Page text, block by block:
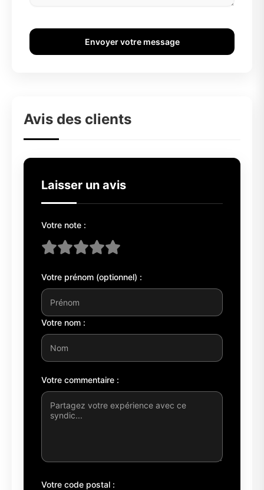
Envoyer votre message
Avis des clients
Laisser un avis
Votre note :
Votre prénom (optionnel) :
Votre nom :
Votre commentaire :
Votre code postal :